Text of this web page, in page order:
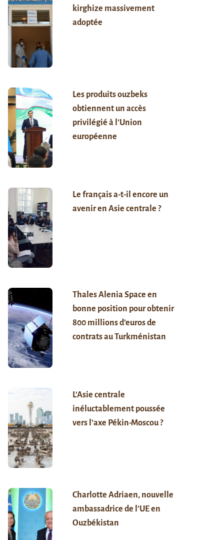
kirghize massivement
adoptée
Les produits ouzbeks
obtiennent un accès
privilégié à l’Union
européenne
Le français a-t-il encore un
avenir en Asie centrale ?
Thales Alenia Space en
bonne position pour obtenir
800 millions d’euros de
contrats au Turkménistan
L’Asie centrale
inéluctablement poussée
vers l’axe Pékin-Moscou ?
Charlotte Adriaen, nouvelle
ambassadrice de l’UE en
Ouzbékistan